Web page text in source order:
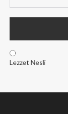
Lezzet Nesli